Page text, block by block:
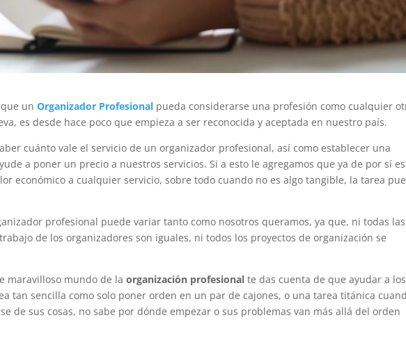
que unOrganizador Profesional pueda considerarse una profesión como cualquier
es desde hace poco que empieza a ser reconocida y aceptada en nuestro país.
cuánto vale el servicio de un organizador profesional, así como establecer una
a poner un precio a nuestros servicios. Si a esto le agregamos que ya de por sí es
económico a cualquier servicio, sobre todo cuando no es algo tangible, la tarea
profesional puede variar tanto como nosotros queramos, ya que, ni todas las
de los organizadores son iguales, ni todos los proyectos de organización se
maravilloso mundo de laorganización profesional te das cuenta de que ayudar a los
tan sencilla como solo poner orden en un par de cajones, o una tarea titánica
de sus cosas, no sabe por dónde empezar o sus problemas van más allá del orden